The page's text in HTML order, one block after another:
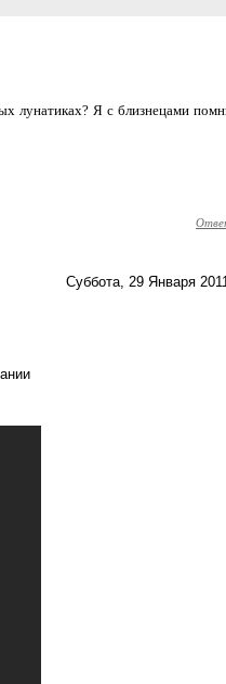
лунатиках? Я с близнецами
Суббота, 29 Января